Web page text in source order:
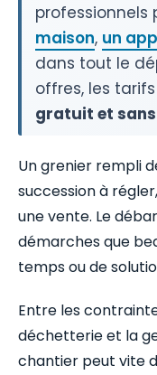
professionnels
maison, un
dans tout le
offres, les
gratuit et
Un grenier rempli
succession à
une vente. Le
démarches que
temps ou de
Entre les
déchetterie et la
chantier peut vite